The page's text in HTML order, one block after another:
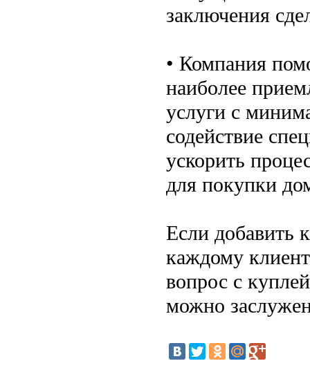
заключения
• Компания
наиболее
услуги с
содействие
ускорить
для покупки
Если добавить
каждому
вопрос с
можно